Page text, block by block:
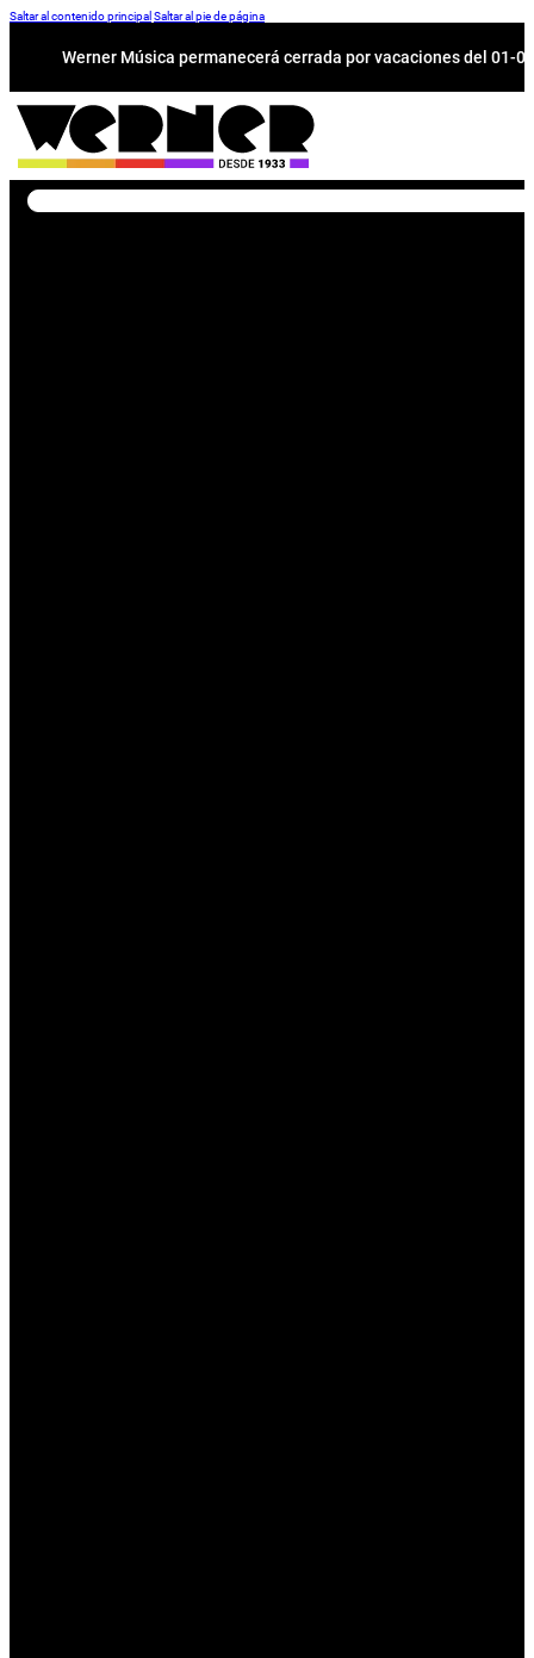
Saltar al contenido principal Saltar al pie de página
Werner Música permanecerá cerrada por vacaciones del 01-
Buscar